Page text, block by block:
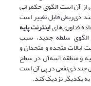
آن است الگوی حکمرانی
ذی‌ربطی قابل تغییر است
فناوری‌هایاینترنت پایه
الگوی سلطه جدید، سبب
ایالات متحده و متحدان و
و منطقه آسه‌آن در سطح
چندذی‌نفعی در پی آن است
به یکدیگر نزدیک کند.